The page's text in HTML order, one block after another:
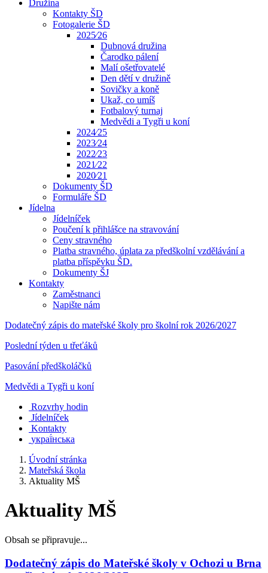
Družina
Kontakty ŠD
Fotogalerie ŠD
2025⁄26
Dubnová družina
Čarodko pálení
Malí ošetřovatelé
Den dětí v družině
Sovičky a koně
Ukaž, co umíš
Fotbalový turnaj
Medvědi a Tygři u koní
2024⁄25
2023⁄24
2022⁄23
2021⁄22
2020⁄21
Dokumenty ŠD
Formuláře ŠD
Jídelna
Jídelníček
Poučení k přihlášce na stravování
Ceny stravného
Platba stravného, úplata za předškolní vzdělávání a
platba příspěvku ŠD.
Dokumenty ŠJ
Kontakty
Zaměstnanci
Napište nám
Dodatečný zápis do mateřské školy pro školní rok 2026/2027
Poslední týden u třeťáků
Pasování předškoláčků
Medvědi a Tygři u koní
Rozvrhy hodin
Jídelníček
Kontakty
украї́нська
Úvodní stránka
Mateřská škola
Aktuality MŠ
Aktuality MŠ
Obsah se připravuje...
Dodatečný zápis do Mateřské školy v Ochozi u Brna